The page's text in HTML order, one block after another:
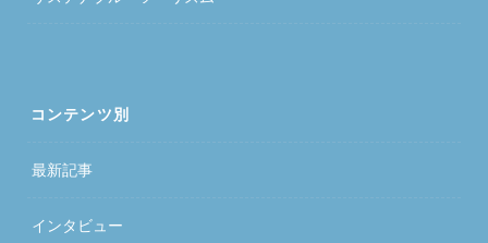
コンテンツ別
最新記事
インタビュー